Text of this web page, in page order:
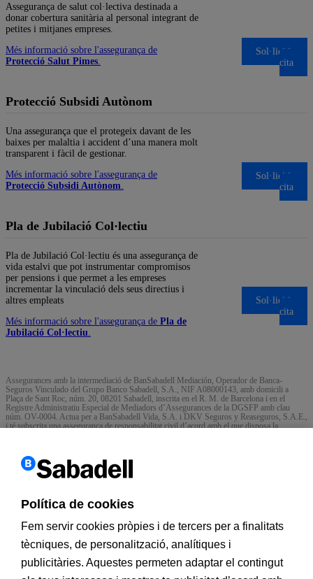
Assegurança de salut col·lectiva destinada a
donar cobertura sanitària al personal integrant de
petites i mitjanes empreses.
Més informació sobre l'assegurança de
Protecció Salut Pimes
Sol·liciti una
cita
Protecció Subsidi Autònom
Una assegurança que el protegeix davant de les
baixes per malaltia i accident d’una manera molt
transparent i fàcil de gestionar.
Més informació sobre l'assegurança de
Protecció Subsidi Autònom.
Sol·liciti una
cita
Pla de Jubilació Col·lectiu
Pla de Jubilació Col·lectiu és una assegurança de
vida estalvi que pot instrumentar compromisos
per pensions i que permet a les empreses
incrementar la vinculació dels seus directius i
altres empleats
Més informació sobre l'assegurança de Pla de
Jubilació Col·lectiu.
Sol·liciti una
cita
Assegurances amb la intermediació de BanSabadell Mediación, Operador de Banca-
Seguros Vinculado del Grupo Banco Sabadell, S.A., NIF A08000143, amb domicili a
Plaça de Sant Roc, núm. 20, 08201 Sabadell, inscrita en el R. M. de Barcelona i en el
Registre Administratiu Especial de Mediadors d’Assegurances de la DGSFP amb clau
núm. OV-0004. Actua per a BanSabadell Vida, S.A. i DKV Seguros y Reaseguros, S.A.E.,
i té subscrita una assegurança de responsabilitat civil d’acord amb el que disposa la
En concret:
S.A. de Seguros y Reaseguros, amb NIF A-08371908 i domicili al carrer Isabel Colbrand,
22, 28050 Madrid. Inscrita en el R. M. de Madrid i en la DGSFP amb clau núm. C-0557.
Protecció Salut Pimes i Protecció Salut Premium són denominacions comercials que es
comercialitza amb les marques DKV Integral i DKV Mundisalud, respectivament;
producte que l’entitat DKV Seguros y Reaseguros, S.A.E. comercialitza amb la marca
Política de cookies
Fem servir cookies pròpies i de tercers per a finalitats
tècniques, de personalització, analítiques i
publicitàries. Aquestes permeten adaptar el contingut